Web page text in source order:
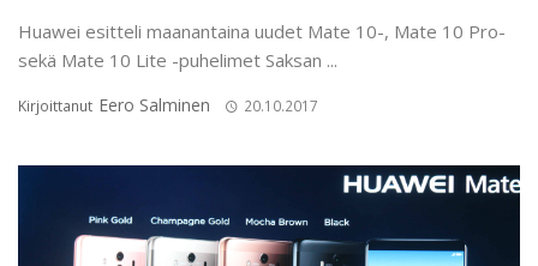
Huawei esitteli maanantaina uudet Mate 10-, Mate 10 Pro-
sekä Mate 10 Lite -puhelimet Saksan ...
Kirjoittanut Eero Salminen 20.10.2017